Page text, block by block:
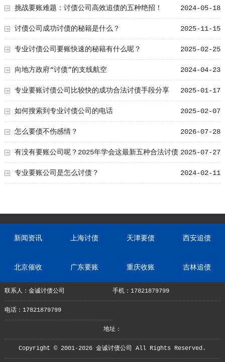
2024-05-18
挑战要账难题：讨债公司高效追债的五种绝招！
2025-11-15
讨债公司成功讨债的秘籍是什么？
2025-02-25
专业讨债公司要账快速的秘籍有什么呢？
2024-04-23
向地方政府“讨债”的支线航空
2025-01-17
专业要账讨债公司比较快的成功合法讨债手段分享
2025-02-07
如何搜索到专业讨债公司的电话
2026-07-28
怎么要债不伤感情？
2025-07-27
有没有要账公司呢？2025年学会这最新五种合法讨债
技巧不求人！ 2024-02-11
专业要账公司是怎么讨债？
新闻资讯 上海讨债 天津要债 西安追债
北京催收 广东要账 重庆收账 吉林追债
联系人：金诚讨债公司 手机：17821879799
电话：17821879799
地址：
Copyright © 2001-2026 金诚讨债公司 All Rights Reserved.